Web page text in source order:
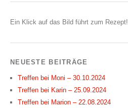
Ein Klick auf das Bild führt zum Rezept!
NEUESTE BEITRÄGE
Treffen bei Moni – 30.10.2024
Treffen bei Karin – 25.09.2024
Treffen bei Marion – 22.08.2024